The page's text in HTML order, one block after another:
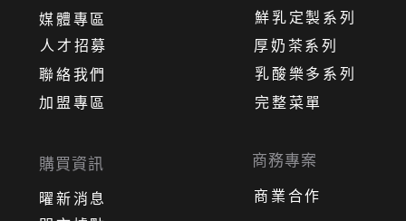
人才招募
媒體專區
曜新消息
購買資訊
聯絡我們
加盟專區
商務專案
商業合作
乳酸樂多系列
厚奶茶系列
鮮乳定製系列
完整菜單